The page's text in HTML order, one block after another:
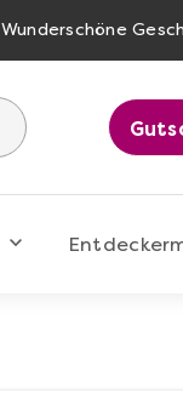
Wunderschöne